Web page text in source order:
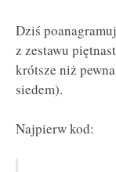
Dziś
z zestawu
krótsze niż
siedem).
Najpierw kod: